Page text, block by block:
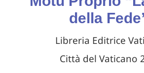
della
Libreria Editrice
Città del Vaticano